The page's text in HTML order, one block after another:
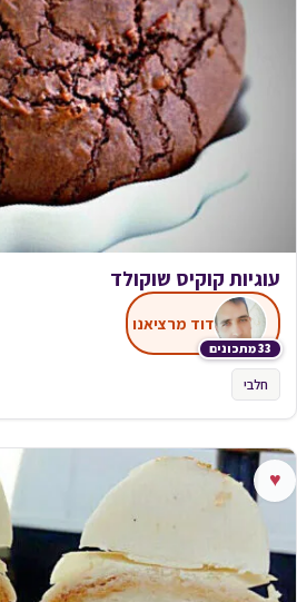
עוגיות קוקיס שוקולד
33 מתכונים
דוד מרציאנו
חלבי
♥